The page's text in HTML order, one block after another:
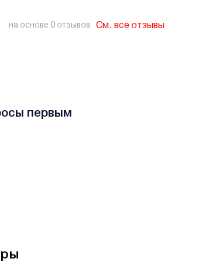
на основе 0 отзывов См. все отзывы
первым